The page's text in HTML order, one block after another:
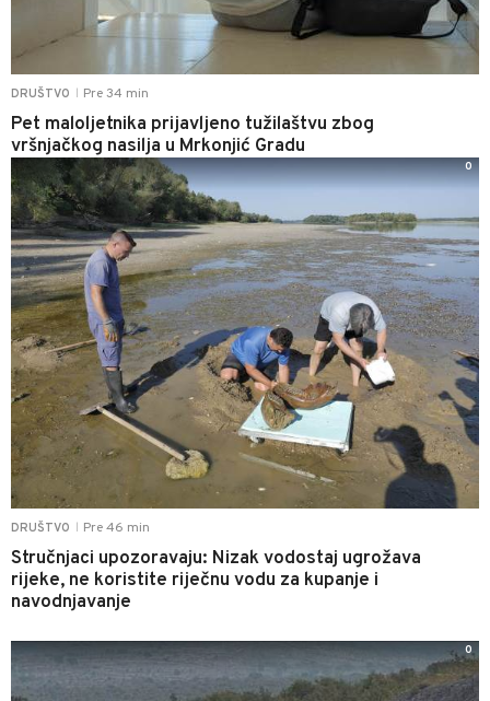
DRUŠTVO Pre 34 min
Pet maloljetnika prijavljeno tužilaštvu zbog
vršnjačkog nasilja u Mrkonjić Gradu
DRUŠTVO Pre 46 min
Stručnjaci upozoravaju: Nizak vodostaj ugrožava
rijeke, ne koristite riječnu vodu za kupanje i
navodnjavanje
0
0